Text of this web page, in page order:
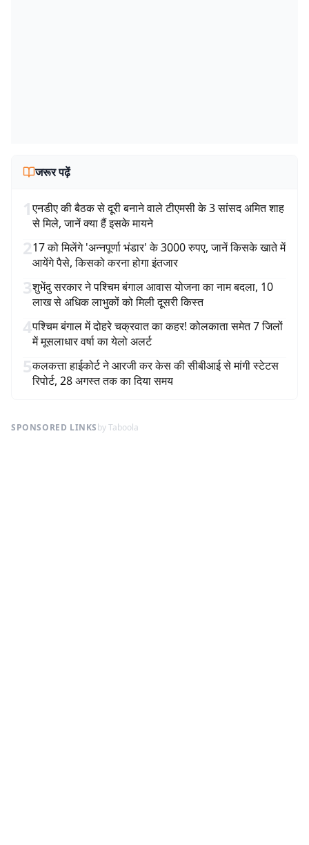
जरूर पढ़ें
1एनडीए की बैठक से दूरी बनाने वाले टीएमसी के 3 सांसद अमित शाह
से मिले, जानें क्या हैं इसके मायने
217 को मिलेंगे 'अन्नपूर्णा भंडार' के 3000 रुपए, जानें किसके खाते में
आयेंगे पैसे, किसको करना होगा इंतजार
3शुभेंदु सरकार ने पश्चिम बंगाल आवास योजना का नाम बदला, 10
लाख से अधिक लाभुकों को मिली दूसरी किस्त
4पश्चिम बंगाल में दोहरे चक्रवात का कहर! कोलकाता समेत 7 जिलों
में मूसलाधार वर्षा का येलो अलर्ट
5कलकत्ता हाईकोर्ट ने आरजी कर केस की सीबीआई से मांगी स्टेटस
रिपोर्ट, 28 अगस्त तक का दिया समय
SPONSORED LINKSby Taboola